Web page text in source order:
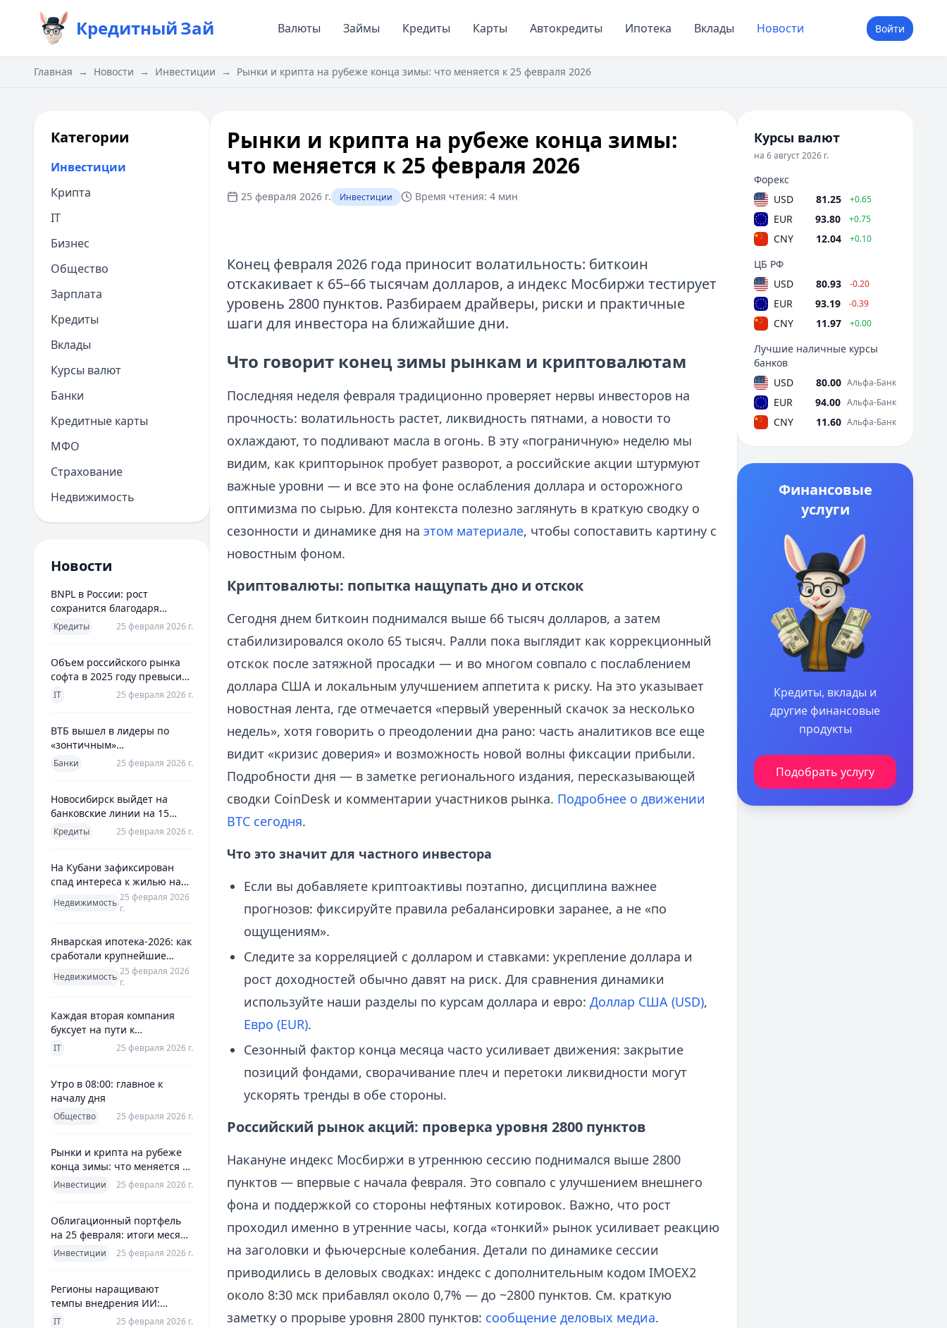
КредитныйЗай Валюты Займы Кредиты Карты Автокредиты Ипотека Вклады Новости Войти
Главная → Новости → Инвестиции → Рынки и крипта на рубеже конца зимы: что меняется к 25 февраля 2026
Категории
Инвестиции
Крипта
IT
Бизнес
Общество
Зарплата
Кредиты
Вклады
Курсы валют
Банки
Кредитные карты
МФО
Страхование
Недвижимость
Новости
BNPL в России: рост
сохранится благодаря
новым сценариям
использования
Кредиты 25 февраля 2026 г.
Объем российского рынка
софта в 2025 году превысил
800 млрд рублей
IT 25 февраля 2026 г.
ВТБ вышел в лидеры по
«зонтичным»
поручительствам для МСП
Банки 25 февраля 2026 г.
Новосибирск выйдет на
банковские линии на 15
млрд рублей для закрытия
дефицита
Кредиты 25 февраля 2026 г.
На Кубани зафиксирован
спад интереса к жилью на
Недвижимость 25 февраля 2026
г.
Январская ипотека-2026: как
сработали крупнейшие
банки и что это значит для
заемщиков
Недвижимость 25 февраля 2026
г.
Каждая вторая компания
буксует на пути к
полноценной ERP
IT 25 февраля 2026 г.
Утро в 08:00: главное к
началу дня
Общество 25 февраля 2026 г.
Рынки и крипта на рубеже
конца зимы: что меняется к
25 февраля 2026
Инвестиции 25 февраля 2026 г.
Облигационный портфель
на 25 февраля: итоги месяца
и планы на март
Инвестиции 25 февраля 2026 г.
Регионы наращивают
темпы внедрения ИИ:
главное из отраслевого
IT 25 февраля 2026 г.
Рынки и крипта на рубеже конца зимы:
что меняется к 25 февраля 2026
25 февраля 2026 г. Инвестиции Время чтения: 4 мин
Конец февраля 2026 года приносит волатильность: биткоин
отскакивает к 65–66 тысячам долларов, а индекс Мосбиржи тестирует
уровень 2800 пунктов. Разбираем драйверы, риски и практичные
шаги для инвестора на ближайшие дни.
Что говорит конец зимы рынкам и криптовалютам
Последняя неделя февраля традиционно проверяет нервы инвесторов на
прочность: волатильность растет, ликвидность пятнами, а новости то
охлаждают, то подливают масла в огонь. В эту «пограничную» неделю мы
видим, как крипторынок пробует разворот, а российские акции штурмуют
важные уровни — и все это на фоне ослабления доллара и осторожного
оптимизма по сырью. Для контекста полезно заглянуть в краткую сводку о
сезонности и динамике дня на этом материале, чтобы сопоставить картину с
новостным фоном.
Криптовалюты: попытка нащупать дно и отскок
Сегодня днем биткоин поднимался выше 66 тысяч долларов, а затем
стабилизировался около 65 тысяч. Ралли пока выглядит как коррекционный
отскок после затяжной просадки — и во многом совпало с послаблением
доллара США и локальным улучшением аппетита к риску. На это указывает
новостная лента, где отмечается «первый уверенный скачок за несколько
недель», хотя говорить о преодолении дна рано: часть аналитиков все еще
видит «кризис доверия» и возможность новой волны фиксации прибыли.
Подробности дня — в заметке регионального издания, пересказывающей
сводки CoinDesk и комментарии участников рынка. Подробнее о движении
BTC сегодня.
Что это значит для частного инвестора
Если вы добавляете криптоактивы поэтапно, дисциплина важнее
прогнозов: фиксируйте правила ребалансировки заранее, а не «по
ощущениям».
Следите за корреляцией с долларом и ставками: укрепление доллара и
рост доходностей обычно давят на риск. Для сравнения динамики
используйте наши разделы по курсам доллара и евро: Доллар США (USD),
Евро (EUR).
Сезонный фактор конца месяца часто усиливает движения: закрытие
позиций фондами, сворачивание плеч и перетоки ликвидности могут
ускорять тренды в обе стороны.
Российский рынок акций: проверка уровня 2800 пунктов
Накануне индекс Мосбиржи в утреннюю сессию поднимался выше 2800
пунктов — впервые с начала февраля. Это совпало с улучшением внешнего
фона и поддержкой со стороны нефтяных котировок. Важно, что рост
проходил именно в утренние часы, когда «тонкий» рынок усиливает реакцию
на заголовки и фьючерсные колебания. Детали по динамике сессии
приводились в деловых сводках: индекс с дополнительным кодом IMOEX2
около 8:30 мск прибавлял около 0,7% — до ~2800 пунктов. См. краткую
заметку о прорыве уровня 2800 пунктов: сообщение деловых медиа.
Курсы валют
на 6 август 2026 г.
Форекс
USD
81.25 +0.65
EUR 93.80 +0.75
CNY 12.04 +0.10
ЦБ РФ
USD
80.93 -0.20
EUR 93.19 -0.39
CNY 11.97 +0.00
Лучшие наличные курсы
банков
USD
80.00 Альфа-Банк
EUR 94.00 Альфа-Банк
CNY 11.60 Альфа-Банк
Финансовые
услуги
Кредиты, вклады и
другие финансовые
продукты
Подобрать услугу